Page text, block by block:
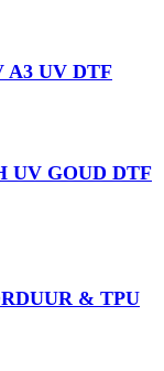
A3 UV DTF
UV GOUD DTF
& TPU